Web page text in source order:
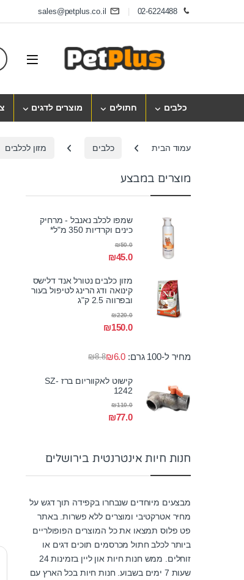
Skip to navigation
02-6224488
sales@petplus.co.il
Open
כלבים חתולים מוצרים לדגים
עמוד הבית כלבים מזון לכלבים
מוצרים במבצע
שמפו לכלב נאנבל - מרחיק
כינים וקרדיות 350 מ"ל*
₪45.0
₪50.0
מזון כלבים נטורל אנד דלישס
קינואה ודג הרינג לטיפול בעור
ובפרווה 2.5 ק"ג
₪150.0
₪220.0
מחיר ל-100 גרם: ₪8.8₪6.0
קישוט לאקווריום ברז SZ-
1242
₪77.0
₪110.0
חנות חיות אינטרנטית בירושלים
מבצעים מיוחדים שנבחרו בקפידה תוך דגש על
מחיר אטרקטיבי ומוצרים ללא פשרות. באתר
פט פלוס תמצאו את כל המוצרים הפופולריים
ביותר לכלב חתול מכרסמים תוכים דגים או
זוחלים. ממש חנות חיות און ליין בזמינות 24
שעות 7 ימים בשבוע. חנות חיות בכל הארץ עם